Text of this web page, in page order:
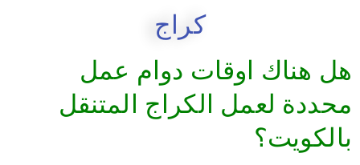
كراج
هل هناك اوقات دوام عمل
محددة لعمل الكراج المتنقل
بالكويت؟